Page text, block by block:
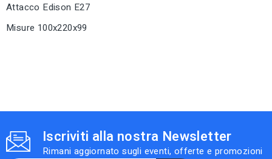
Attacco Edison E27
Misure 100x220x99
Iscriviti alla nostra Newsletter
Rimani aggiornato sugli eventi, offerte e promozioni